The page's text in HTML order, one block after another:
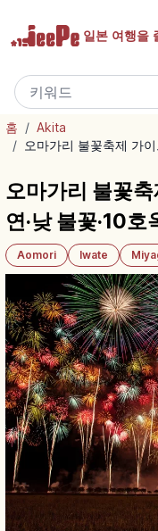
일본 여행을
홈 / Akita
/ 오마가리 불꽃축제 가
오마가리 불꽃
연·낮 불꽃·10호
Aomori Iwate